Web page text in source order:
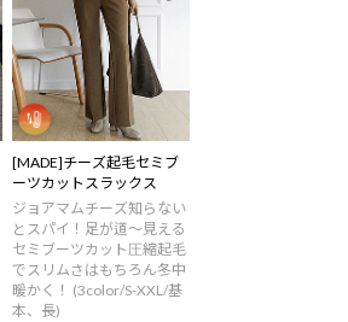
[MADE]チーズ起毛セミブ
ーツカットスラックス
ジョアマムチーズ知らない
とスパイ！足が道〜見える
セミブーツカット圧縮起毛
でスリムさはもちろん冬中
暖かく！ (3color/S-XXL/基
本、長)